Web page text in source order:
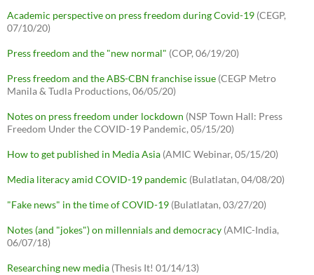
Academic perspective on press freedom during Covid-19 (CEGP,
07/10/20)
Press freedom and the "new normal" (COP, 06/19/20)
Press freedom and the ABS-CBN franchise issue (CEGP Metro
Manila & Tudla Productions, 06/05/20)
Notes on press freedom under lockdown (NSP Town Hall: Press
Freedom Under the COVID-19 Pandemic, 05/15/20)
How to get published in Media Asia (AMIC Webinar, 05/15/20)
Media literacy amid COVID-19 pandemic (Bulatlatan, 04/08/20)
"Fake news" in the time of COVID-19 (Bulatlatan, 03/27/20)
Notes (and "jokes") on millennials and democracy (AMIC-India,
06/07/18)
Researching new media (Thesis It! 01/14/13)